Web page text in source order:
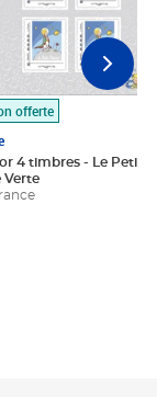
offerte
4 timbres - Le Petit
Verte